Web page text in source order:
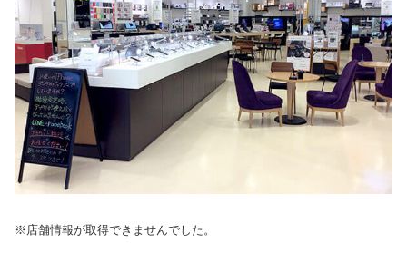
※店舗情報が取得できませんでした。